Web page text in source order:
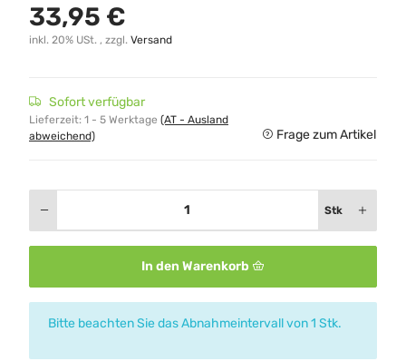
33,95 €
inkl. 20% USt. , zzgl. Versand
Sofort verfügbar
Lieferzeit: 1 - 5 Werktage (AT - Ausland
abweichend)
Frage zum Artikel
Stk
In den Warenkorb
x
Bitte beachten Sie das Abnahmeintervall von 1 Stk.